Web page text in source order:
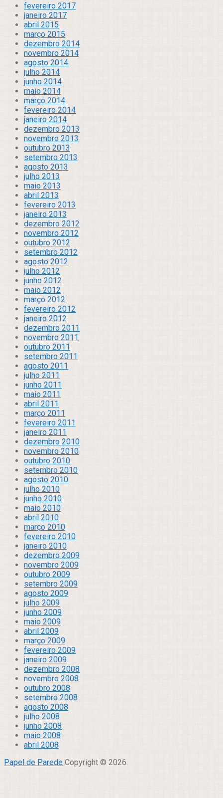
fevereiro 2017
janeiro 2017
abril 2015
março 2015
dezembro 2014
novembro 2014
agosto 2014
julho 2014
junho 2014
maio 2014
março 2014
fevereiro 2014
janeiro 2014
dezembro 2013
novembro 2013
outubro 2013
setembro 2013
agosto 2013
julho 2013
maio 2013
abril 2013
fevereiro 2013
janeiro 2013
dezembro 2012
novembro 2012
outubro 2012
setembro 2012
agosto 2012
julho 2012
junho 2012
maio 2012
março 2012
fevereiro 2012
janeiro 2012
dezembro 2011
novembro 2011
outubro 2011
setembro 2011
agosto 2011
julho 2011
junho 2011
maio 2011
abril 2011
março 2011
fevereiro 2011
janeiro 2011
dezembro 2010
novembro 2010
outubro 2010
setembro 2010
agosto 2010
julho 2010
junho 2010
maio 2010
abril 2010
março 2010
fevereiro 2010
janeiro 2010
dezembro 2009
novembro 2009
outubro 2009
setembro 2009
agosto 2009
julho 2009
junho 2009
maio 2009
abril 2009
março 2009
fevereiro 2009
janeiro 2009
dezembro 2008
novembro 2008
outubro 2008
setembro 2008
agosto 2008
julho 2008
junho 2008
maio 2008
abril 2008
Papel de Parede Copyright © 2026.